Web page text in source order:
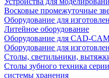
Восковые промежуточные
Оборудование для
Литейное оборудование
Оборудование для CAD-
Оборудование для
Cтолы, светильники,
Столы зубного техника
системы хранения